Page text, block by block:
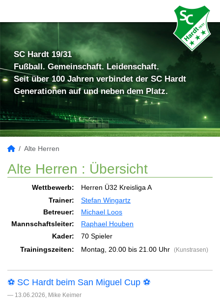
SC Hardt 19/31
Fußball. Gemeinschaft. Leidenschaft.
Seit über 100 Jahren verbindet der SC Hardt
Generationen auf und neben dem Platz.
Alte Herren
Alte Herren : Übersicht
Wettbewerb:
Herren Ü32 Kreisliga A
Trainer:
Stefan Wingartz
Betreuer:
Michael Loos
Mannschaftsleiter:
Raphael Houben
Kader:
70 Spieler
Trainingszeiten:
Montag, 20.00 bis 21.00 Uhr (Kunstrasen)
⚽️ SC Hardt beim San Miguel Cup ⚽️
— 13.06.2026, Mike Keimer